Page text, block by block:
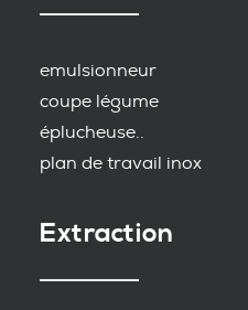
emulsionneur
coupe légume
éplucheuse..
plan de travail inox
Extraction